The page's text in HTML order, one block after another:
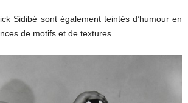
Sidibé sont également teintés d’humour en
de motifs et de textures.